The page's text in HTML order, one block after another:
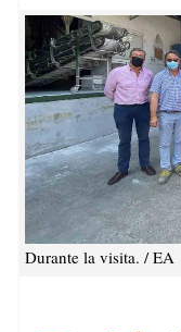
Durante la visita. / EA